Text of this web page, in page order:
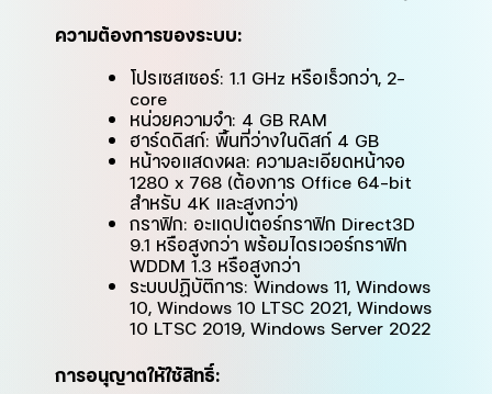
ความต้องการของระบบ:
โปรเซสเซอร์: 1.1 GHz หรือเร็วกว่า, 2-
core
หน่วยความจำ: 4 GB RAM
ฮาร์ดดิสก์: พื้นที่ว่างในดิสก์ 4 GB
หน้าจอแสดงผล: ความละเอียดหน้าจอ
1280 x 768 (ต้องการ Office 64-bit
สำหรับ 4K และสูงกว่า)
กราฟิก: อะแดปเตอร์กราฟิก Direct3D
9.1 หรือสูงกว่า พร้อมไดรเวอร์กราฟิก
WDDM 1.3 หรือสูงกว่า
ระบบปฏิบัติการ: Windows 11, Windows
10, Windows 10 LTSC 2021, Windows
10 LTSC 2019, Windows Server 2022
การอนุญาตให้ใช้สิทธิ์: